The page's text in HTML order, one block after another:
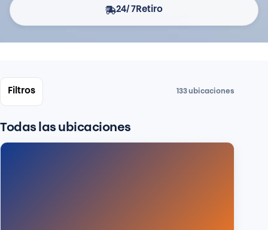
24/7Retiro
Filtros 133ubicaciones
Todas las ubicaciones